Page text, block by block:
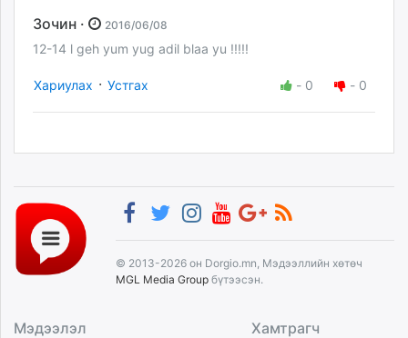
Зочин · 2016/06/08
12-14 l geh yum yug adil blaa yu !!!!!
Хариулах · Устгах - 0 - 0
© 2013-2026 он Dorgio.mn, Мэдээллийн хөтөч
MGL Media Group бүтээсэн.
Мэдээлэл Хамтрагч